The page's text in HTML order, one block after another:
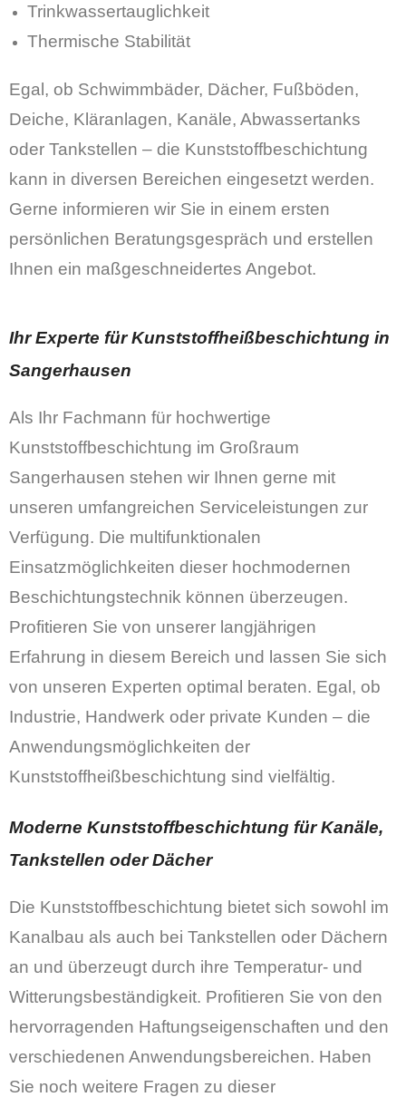
Trinkwassertauglichkeit
Thermische Stabilität
Egal, ob Schwimmbäder, Dächer, Fußböden,
Deiche, Kläranlagen, Kanäle, Abwassertanks
oder Tankstellen – die Kunststoffbeschichtung
kann in diversen Bereichen eingesetzt werden.
Gerne informieren wir Sie in einem ersten
persönlichen Beratungsgespräch und erstellen
Ihnen ein maßgeschneidertes Angebot.
Ihr Experte für Kunststoffheißbeschichtung in
Sangerhausen
Als Ihr Fachmann für hochwertige
Kunststoffbeschichtung im Großraum
Sangerhausen stehen wir Ihnen gerne mit
unseren umfangreichen Serviceleistungen zur
Verfügung. Die multifunktionalen
Einsatzmöglichkeiten dieser hochmodernen
Beschichtungstechnik können überzeugen.
Profitieren Sie von unserer langjährigen
Erfahrung in diesem Bereich und lassen Sie sich
von unseren Experten optimal beraten. Egal, ob
Industrie, Handwerk oder private Kunden – die
Anwendungsmöglichkeiten der
Kunststoffheißbeschichtung sind vielfältig.
Moderne Kunststoffbeschichtung für Kanäle,
Tankstellen oder Dächer
Die Kunststoffbeschichtung bietet sich sowohl im
Kanalbau als auch bei Tankstellen oder Dächern
an und überzeugt durch ihre Temperatur- und
Witterungsbeständigkeit. Profitieren Sie von den
hervorragenden Haftungseigenschaften und den
verschiedenen Anwendungsbereichen. Haben
Sie noch weitere Fragen zu dieser